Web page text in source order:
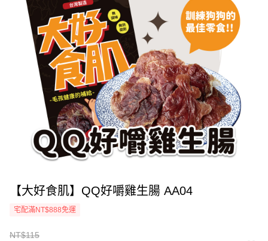
【大好食肌】QQ好嚼雞生腸 AA04
宅配滿NT$888免運
NT$115